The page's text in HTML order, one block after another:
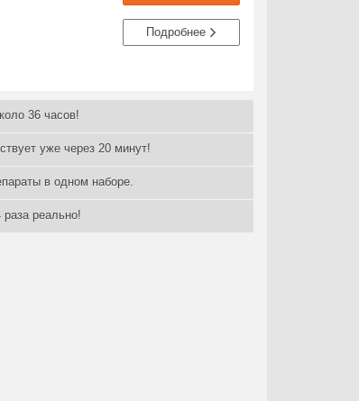
Подробнее
36 часов!
уже через 20 минут!
в одном наборе.
реально!